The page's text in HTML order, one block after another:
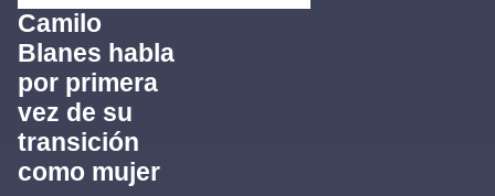
Camilo
Blanes habla
por primera
vez de su
transición
como mujer